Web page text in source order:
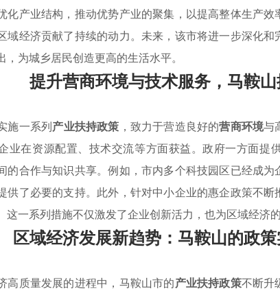
化产业结构，推动优势产业的聚集，以提高整体生产
域经济贡献了持续的动力。未来，该市将进一步深化和
，为城乡居民创造更高的生活水平。
提升营商环境与技术服务，马鞍
施一系列产业扶持政策 ，致力于营造良好的营商环境与
业在资源配置、技术交流等方面获益。政府一方面提
的合作与知识共享。例如，市内多个科技园区已经成
供了必要的支持。此外，针对中小企业的惠企政策不
这一系列措施不仅激发了企业创新活力，也为区域经济
区域经济发展新趋势：马鞍山的政
高质量发展的进程中，马鞍山市的产业扶持政策不断升